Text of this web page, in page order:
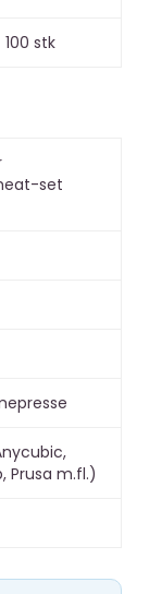
100 stk
set
Prusa m.fl.)